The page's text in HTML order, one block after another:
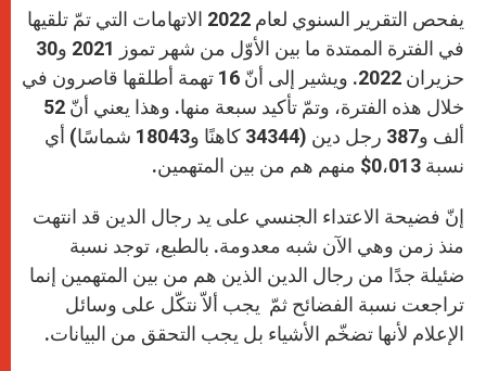
p
p e
r
o
k
r
يفحص التقرير السنوي لعام 2022 الاتهامات التي تمّ تلقيها
في الفترة الممتدة ما بين الأوّل من شهر تموز 2021 و30
حزيران 2022. ويشير إلى أنّ 16 تهمة أطلقها قاصرون في
خلال هذه الفترة، وتمّ تأكيد سبعة منها. وهذا يعني أنّ 52
ألف و387 رجل دين (34344 كاهنًا و18043 شماسًا) أي
نسبة 0،013$ منهم هم من بين المتهمين.
إنّ فضيحة الاعتداء الجنسي على يد رجال الدين قد انتهت
منذ زمن وهي الآن شبه معدومة. بالطبع، توجد نسبة
ضئيلة جدًا من رجال الدين الذين هم من بين المتهمين إنما
تراجعت نسبة الفضائح ثمّ يجب ألاّ نتكّل على وسائل
الإعلام لأنها تضخّم الأشياء بل يجب التحقق من البيانات.